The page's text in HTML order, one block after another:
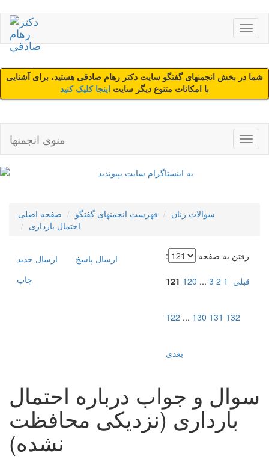
شما در بخش انجمنهای گفتگو سایت دکتر رهام صادقی هستید، برای آشنایی
با امکانات متنوع دیگر سایت اینجا کلیک کنید
منوی انجمنها
صفحه اصلی فهرست انجمنهای گفتگو
سوالات زنان
احتمال بارداری
ارسال جديد
ارسال پاسخ
چاپ
رفتن به صفحه :
قبلی 1
2
3
...
120
121
122 ... 130 131 132
بعدی
سوال و جواب درباره احتمال
بارداری (نزدیکی محافظت
نشده)